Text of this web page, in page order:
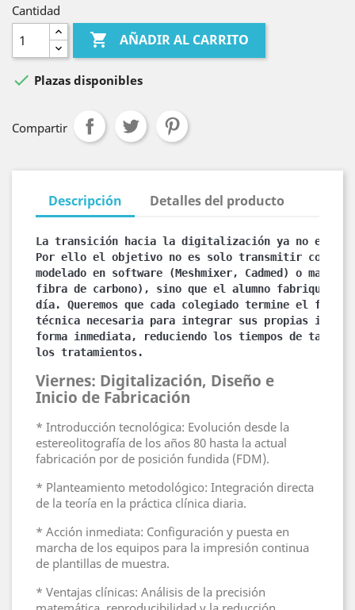
Cantidad
 AÑADIR AL CARRITO
 Plazas disponibles
Compartir
Descripción Detalles del producto
La transición hacia la digitalización ya no es el
Por ello el objetivo no es solo transmitir
modelado en software (Meshmixer, Cadmed) o
fibra de carbono), sino que el alumno fabrique
día. Queremos que cada colegiado termine el fin de
técnica necesaria para integrar sus propias
forma inmediata, reduciendo los tiempos de taller
los tratamientos.
Viernes: Digitalización, Diseño e
Inicio de Fabricación
* Introducción tecnológica: Evolución desde la
estereolitografía de los años 80 hasta la actual
fabricación por de posición fundida (FDM).
* Planteamiento metodológico: Integración directa
de la teoría en la práctica clínica diaria.
* Acción inmediata: Configuración y puesta en
marcha de los equipos para la impresión continua
de plantillas de muestra.
* Ventajas clínicas: Análisis de la precisión